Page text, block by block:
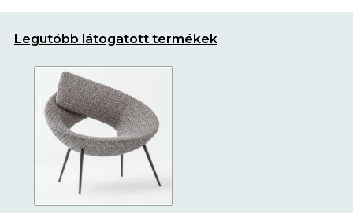
Legutóbb látogatott termékek